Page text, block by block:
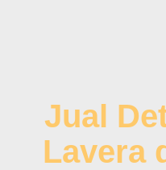
Jual
Lavera